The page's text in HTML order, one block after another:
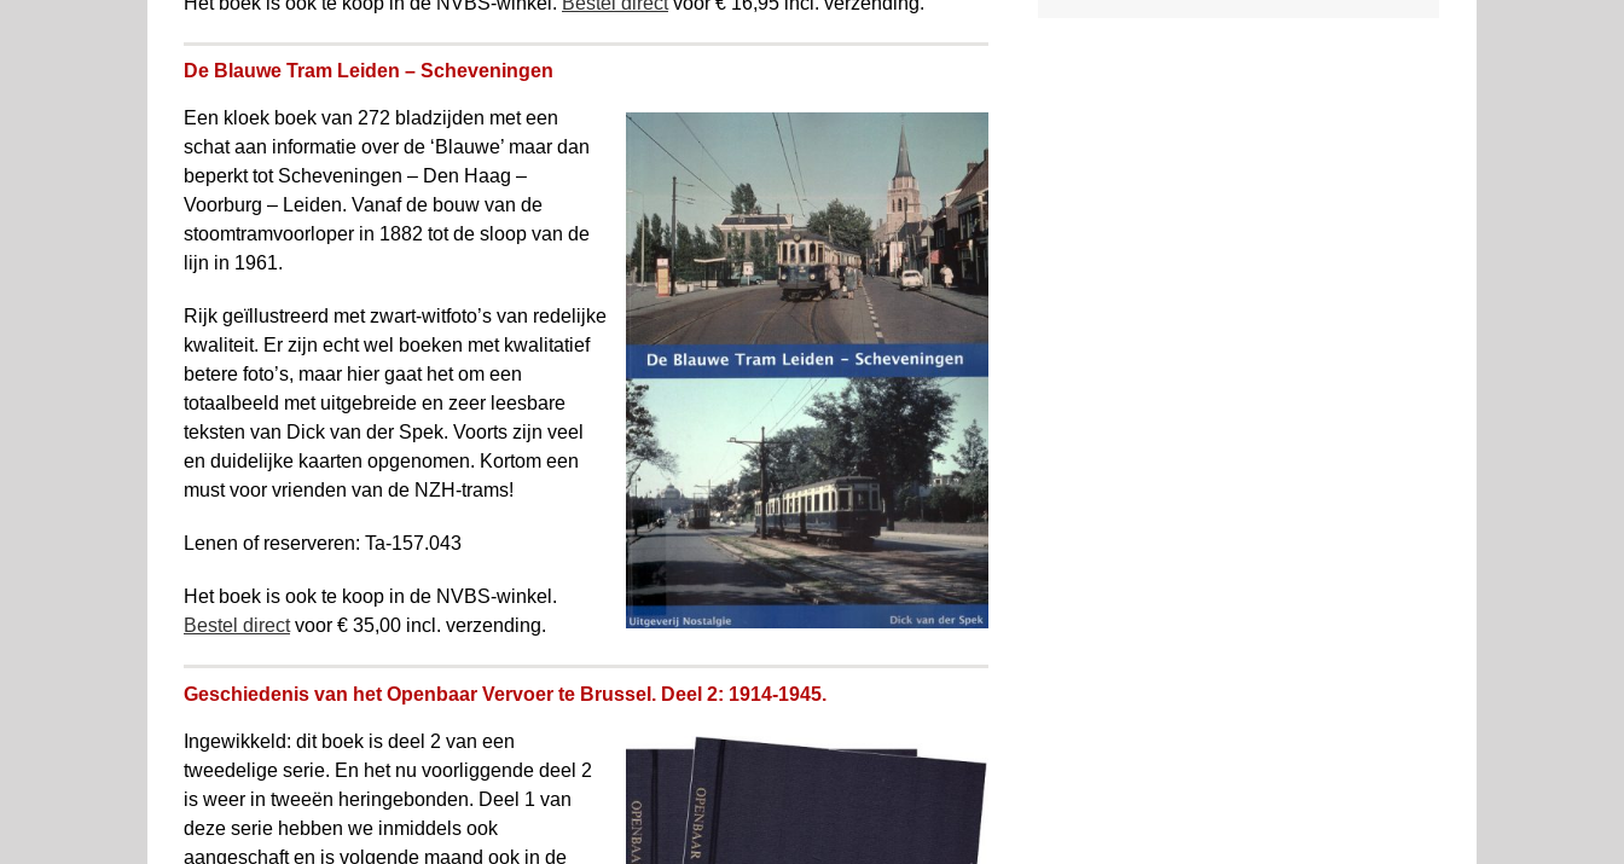
De Blauwe Tram Leiden – Scheveningen
Een kloek boek van 272 bladzijden met een
schat aan informatie over de ‘Blauwe’ maar dan
beperkt tot Scheveningen – Den Haag –
Voorburg – Leiden. Vanaf de bouw van de
stoomtramvoorloper in 1882 tot de sloop van de
lijn in 1961.
Rijk geïllustreerd met zwart-witfoto’s van redelijke
kwaliteit. Er zijn echt wel boeken met kwalitatief
betere foto’s, maar hier gaat het om een
totaalbeeld met uit­gebreide en zeer leesbare
teksten van Dick van der Spek. Voorts zijn veel
en duide­lijke kaarten opgenomen. Kortom een
must voor vrienden van de NZH-trams!
Lenen of reserveren: Ta-157.043
Het boek is ook te koop in de NVBS-winkel.
Bestel directvoor € 35,00 incl. verzending.
Geschiedenis van het Openbaar Vervoer te Brussel. Deel 2: 1914-1945.
Ingewikkeld: dit boek is deel 2 van een
tweedelige serie. En het nu voorliggende deel 2
is weer in tweeën heringebonden. Deel 1 van
deze serie hebben we inmiddels ook
aangeschaft en is volgende maand ook in de